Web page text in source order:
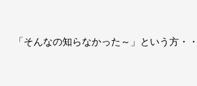
「そんなの知らなかった～」という方・